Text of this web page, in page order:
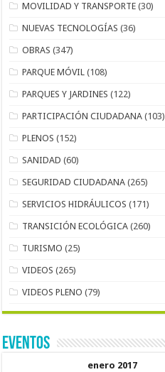
MOVILIDAD Y TRANSPORTE (30)
NUEVAS TECNOLOGÍAS (36)
OBRAS (347)
PARQUE MÓVIL (108)
PARQUES Y JARDINES (122)
PARTICIPACIÓN CIUDADANA (103)
PLENOS (152)
SANIDAD (60)
SEGURIDAD CIUDADANA (265)
SERVICIOS HIDRÁULICOS (171)
TRANSICIÓN ECOLÓGICA (260)
TURISMO (25)
VIDEOS (265)
VIDEOS PLENO (79)
EVENTOS
enero 2017